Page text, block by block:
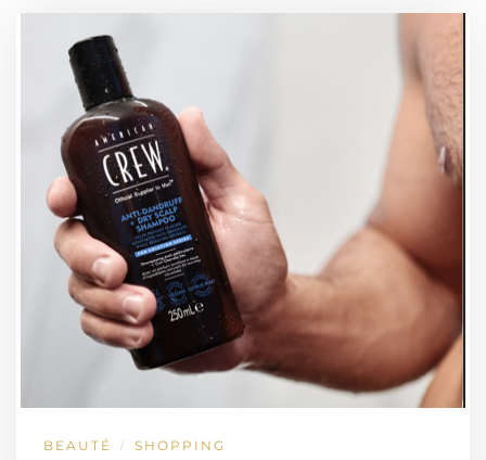
BEAUTÉ / SHOPPING